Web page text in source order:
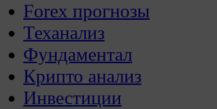
Forex прогнозы
Теханализ
Фундаментал
Крипто анализ
Инвестиции